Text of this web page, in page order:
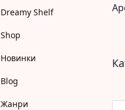
Dreamy Shelf
Shop
Новинки
Blog
Жанри